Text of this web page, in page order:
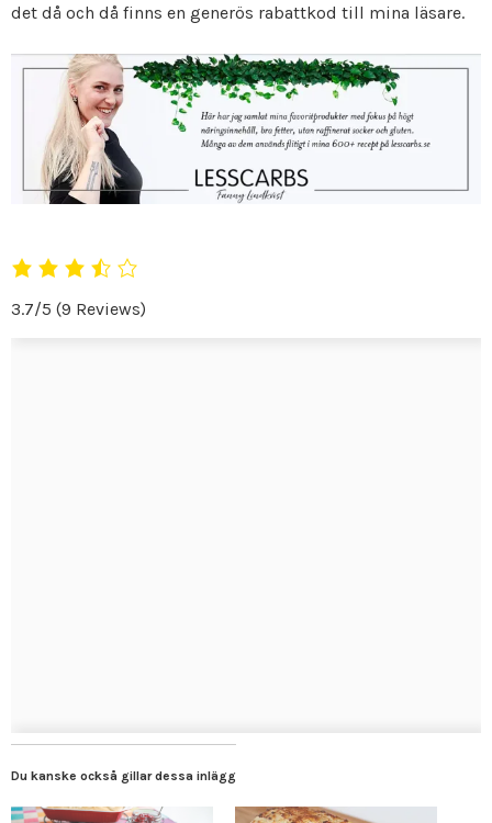
det då och då finns en generös rabattkod till mina läsare.
3.7/5 (9 Reviews)
Du kanske också gillar dessa inlägg